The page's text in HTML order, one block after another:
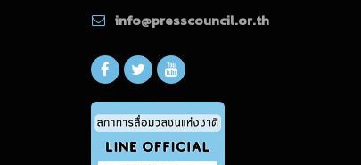
info@presscouncil.or.th